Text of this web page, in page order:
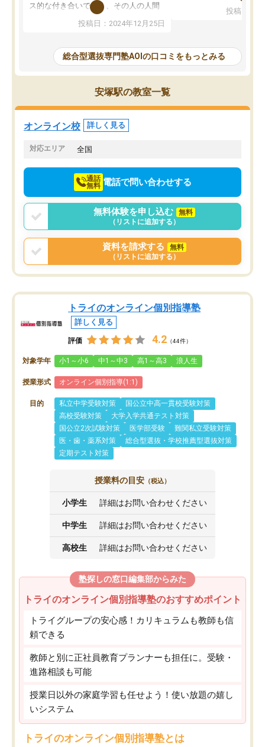
ス的な付き合いでなく、その人の人間
性までを適切に把握し、むきあってい
るなぁと強く感じることできました。
と相談すると、他の先生も紹介してく
ださり、客観的なアドバイスもいただ
くことができました（志望理由・自己
PR等の添削において）。そして、なに
より自習室が解放されている点がよか
ったです。友達と好きな時間に自習
し、お互いを高めあえる環境がありま
投稿日：2024年12月25日
たことから、AOIに入塾
で、AO入試を改めて知
それに対しての具体的な
ことでした。更に子供の
けてらっしゃいますので
投稿日：
総合型選抜専門塾AOIの口コミをもっとみる
安塚駅の教室一覧
オンライン校 詳しく見る
対応エリア 全国
通話
無料 電話で問い合わせする
無料体験を申し込む
無料
（リストに追加する）
資料を請求する
無料
（リストに追加する）
トライのオンライン個別指導塾
詳しく見る
評価 4.2 （44件）
対象学年 小1～小6 中1～中3 高1～高3 浪人生
授業形式 オンライン個別指導(1:1)
目的 私立中学受験対策
国公立中高一貫校受験対策
高校受験対策
大学入学共通テスト対策
国公立2次試験対策
医学部受験
難関私立受験対策
医・歯・薬系対策
総合型選抜・学校推薦型選抜対策
定期テスト対策
授業料の目安 （税込）
小学生 詳細はお問い合わせください
中学生 詳細はお問い合わせください
高校生 詳細はお問い合わせください
塾探しの窓口編集部からみた
トライのオンライン個別指導塾のおすすめポイント
トライグループの安心感！カリキュラムも教師も信
頼できる
教師と別に正社員教育プランナーも担任に。受験・
進路相談も可能
授業日以外の家庭学習も任せよう！使い放題の嬉し
いシステム
トライのオンライン個別指導塾とは